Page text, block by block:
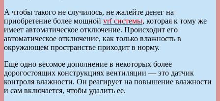
А чтобы такого не случилось, не жалейте денег на
приобретение более мощной vrf системы, которая к тому же
имеет автоматическое отключение. Происходит его
автоматическое отключение, как только влажность в
окружающем пространстве приходит в норму.
Еще одно весомое дополнение в некоторых более
дорогостоящих конструкциях вентиляции — это датчик
контроля влажности. Он реагирует на повышение влажности
и сам включается, чтобы удалить ее.